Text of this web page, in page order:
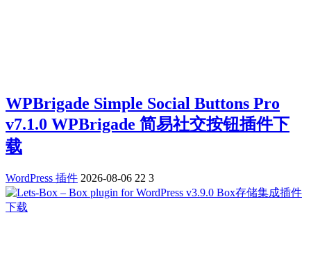
WPBrigade Simple Social Buttons Pro
v7.1.0 WPBrigade 简易社交按钮插件下
载
WordPress 插件 2026-08-06 22 3